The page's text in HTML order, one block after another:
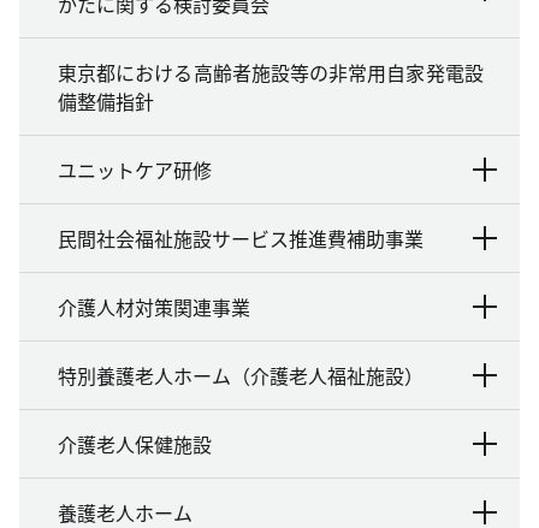
東京都における高齢者施設等の非常用自家発電設
備整備指針
ユニットケア研修
民間社会福祉施設サービス推進費補助事業
介護人材対策関連事業
特別養護老人ホーム（介護老人福祉施設）
介護老人保健施設
養護老人ホーム